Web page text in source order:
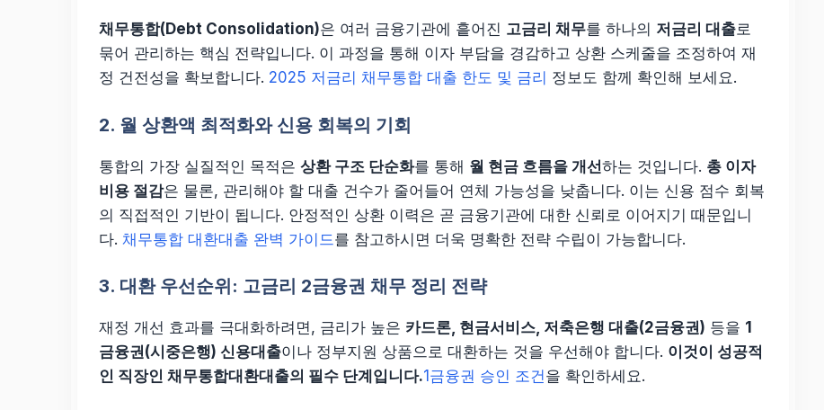
채무통합(Debt Consolidation)은 여러 금융기관에 흩어진 고금리 채무를 하나의 저금리 대출로
묶어 관리하는 핵심 전략입니다. 이 과정을 통해 이자 부담을 경감하고 상환 스케줄을 조정하여 재
정 건전성을 확보합니다. 2025 저금리 채무통합 대출 한도 및 금리 정보도 함께 확인해 보세요.
2. 월 상환액 최적화와 신용 회복의 기회
통합의 가장 실질적인 목적은상환 구조 단순화를 통해 월 현금 흐름을 개선하는 것입니다. 총 이자
비용 절감은 물론, 관리해야 할 대출 건수가 줄어들어 연체 가능성을 낮춥니다. 이는 신용 점수 회복
의 직접적인 기반이 됩니다. 안정적인 상환 이력은 곧 금융기관에 대한 신뢰로 이어지기 때문입니
다. 채무통합 대환대출 완벽 가이드를 참고하시면 더욱 명확한 전략 수립이 가능합니다.
3. 대환 우선순위: 고금리 2금융권 채무 정리 전략
재정 개선 효과를 극대화하려면, 금리가 높은 카드론, 현금서비스, 저축은행 대출(2금융권) 등을 1
금융권(시중은행) 신용대출이나 정부지원 상품으로 대환하는 것을 우선해야 합니다. 이것이 성공적
인 직장인 채무통합대환대출의 필수 단계입니다.1금융권 승인 조건을 확인하세요.